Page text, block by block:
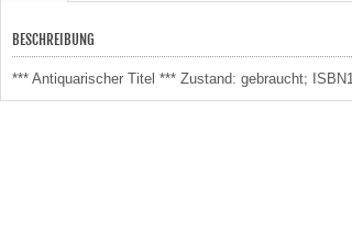
BESCHREIBUNG
*** Antiquarischer Titel *** Zustand: gebraucht;